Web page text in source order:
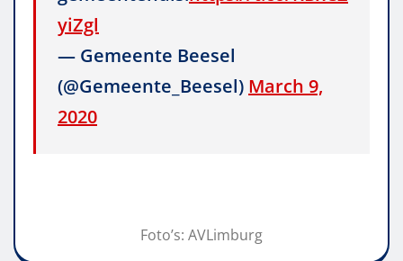
yiZgl
— Gemeente Beesel
(@Gemeente_Beesel) March 9,
2020
Foto’s: AVLimburg